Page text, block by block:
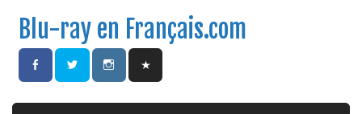
Blu-ray en Français.com